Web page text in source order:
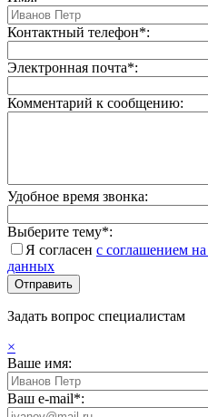
Контактный телефон*:
Электронная почта*:
Комментарий к сообщению:
Удобное время звонка:
Выберите тему*:
Я согласен с соглашением
данных
Задать вопрос специалистам
×
Ваше имя:
Ваш e-mail*: